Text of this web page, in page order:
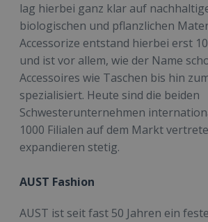
lag hierbei ganz klar auf
biologischen und pflanzlichen
Accessorize entstand hierbei erst
und ist vor allem, wie der Name
Accessoires wie Taschen bis hin
spezialisiert. Heute sind die beiden
Schwesterunternehmen
1000 Filialen auf dem Markt
expandieren stetig.
AUST Fashion
AUST ist seit fast 50 Jahren ein